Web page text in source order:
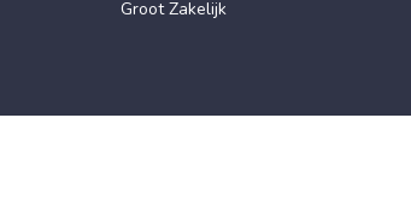
Groot Zakelijk